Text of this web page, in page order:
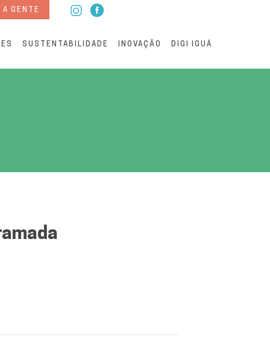
A GENTE
SUSTENTABILIDADE INOVAÇÃO DIGI IGUÁ